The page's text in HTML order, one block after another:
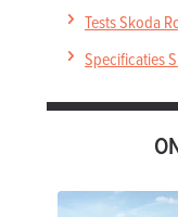
Tests Skoda
Specificaties